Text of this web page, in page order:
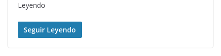
Leyendo
Seguir Leyendo